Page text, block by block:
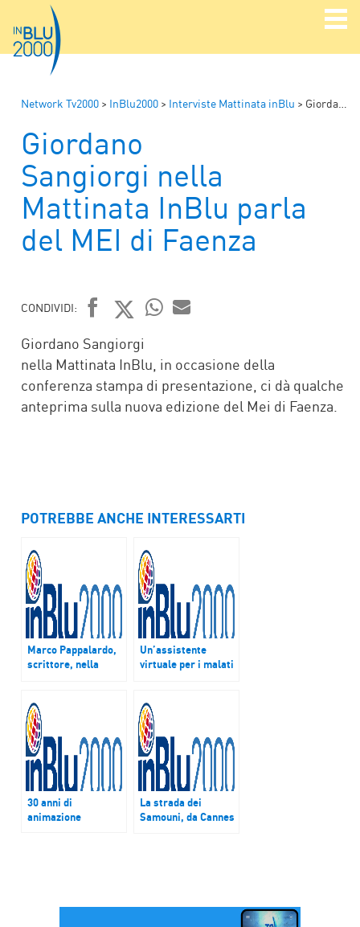
Network Tv2000 > InBlu2000 > Interviste Mattinata inBlu > Giordano Sangiorgi nella Mattinata InBlu parla del MEI di Faenza
Giordano
Sangiorgi nella
Mattinata InBlu parla
del MEI di Faenza
CONDIVIDI:
FACEBOOK
TWITTER
WHATSAPP
Giordano Sangiorgi
nella Mattinata InBlu, in occasione della
conferenza stampa di presentazione, ci dà qualche
anteprima sulla nuova edizione del Mei di Faenza.
POTREBBE ANCHE INTERESSARTI
Marco Pappalardo,
scrittore, nella
Padre Pino Puglisi
Un’assistente
virtuale per i malati
30 anni di
animazione
La strada dei
Samouni, da Cannes